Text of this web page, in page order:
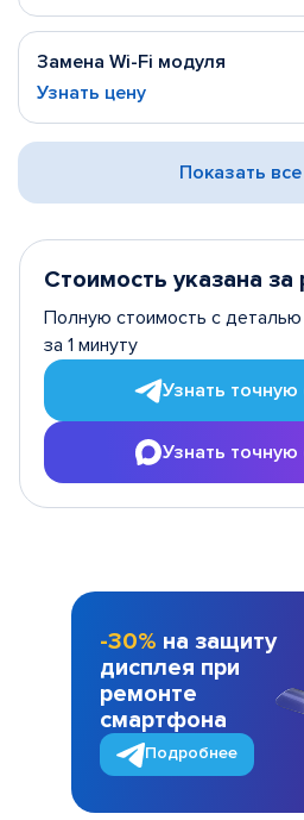
Замена Wi-Fi модуля
Узнать цену
Показать
Стоимость указана за
Полную стоимость с деталью
за 1 минуту
Узнать точную
Узнать точную
-30% на защиту
дисплея при
ремонте
смартфона
Подробнее